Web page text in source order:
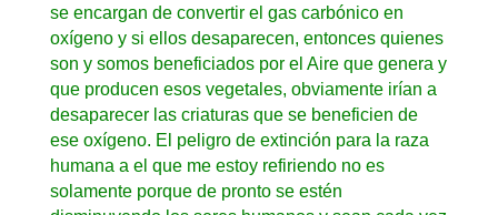
se encargan de convertir el gas carbónico en
oxígeno y si ellos desaparecen, entonces quienes
son y somos beneficiados por el Aire que genera y
que producen esos vegetales, obviamente irían a
desaparecer las criaturas que se beneficien de
ese oxígeno. El peligro de extinción para la raza
humana a el que me estoy refiriendo no es
solamente porque de pronto se estén